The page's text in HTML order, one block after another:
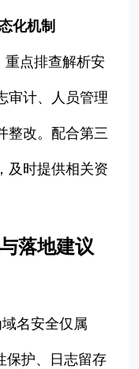
化机制
重点排查解析安
审计、人员管理
整改。配合第三
及时提供相关资
落地建议
名安全仅属
保护、日志留存